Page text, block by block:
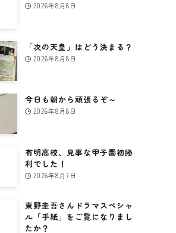
2026年8月8日
「次の天皇」はどう決まる？
2026年8月8日
今日も朝から頑張るぞ～
2026年8月8日
有明高校、見事な甲子園初勝
利でした！
2026年8月7日
東野圭吾さんドラマスペシャ
ル「手紙」をご覧になりまし
たか？